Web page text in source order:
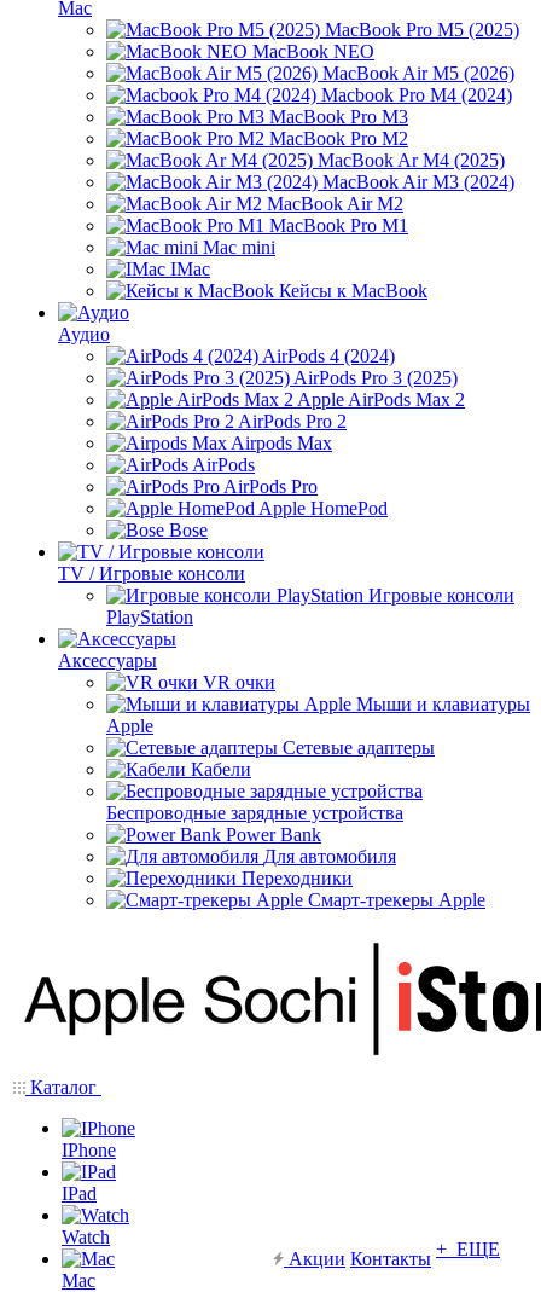
Mac
MacBook Pro M5 (2025)
MacBook NEO
MacBook Air M5 (2026)
Macbook Pro M4 (2024)
MacBook Pro M3
MacBook Pro M2
MacBook Ar M4 (2025)
MacBook Air M3 (2024)
MacBook Air M2
MacBook Pro M1
Mac mini
IMac
Кейсы к MacBook
Аудио
AirPods 4 (2024)
AirPods Pro 3 (2025)
Apple AirPods Max 2
AirPods Pro 2
Airpods Max
AirPods
AirPods Pro
Apple HomePod
Bose
TV / Игровые консоли
Игровые консоли
PlayStation
Аксессуары
VR очки
Мыши и клавиатуры
Apple
Сетевые адаптеры
Кабели
Беспроводные зарядные устройства
Power Bank
Для автомобиля
Переходники
Смарт-трекеры Apple
Каталог
IPhone
IPad
Watch
Mac
Акции Контакты + ЕЩЕ